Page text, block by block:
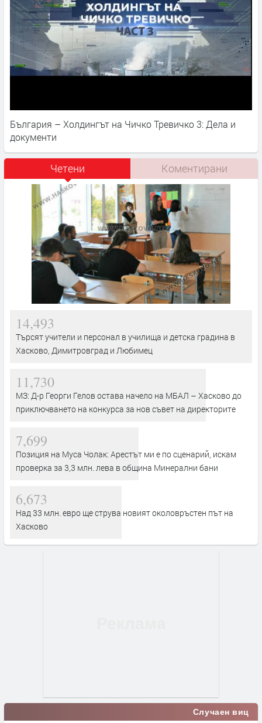
България – Холдингът на Чичко Тревичко 3: Дела и
документи
Четени Коментирани
14,493
Търсят учители и персонал в училища и детска градина в
Хасково, Димитровград и Любимец
11,730
МЗ: Д-р Георги Гелов остава начело на МБАЛ – Хасково до
приключването на конкурса за нов съвет на директорите
7,699
Позиция на Муса Чолак: Арестът ми е по сценарий, искам
проверка за 3,3 млн. лева в община Минерални бани
6,673
Над 33 млн. евро ще струва новият околовръстен път на
Хасково
Случаен виц